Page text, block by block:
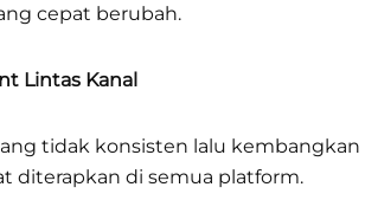
cepat berubah.
Lintas Kanal
tidak konsisten lalu kembangkan
diterapkan di semua platform.